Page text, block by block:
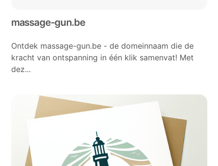
massage-gun.be
Ontdek massage-gun.be - de domeinnaam die de
kracht van ontspanning in één klik samenvat! Met
dez...